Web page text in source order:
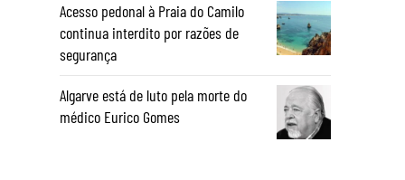
Acesso pedonal à Praia do Camilo
continua interdito por razões de
segurança
Algarve está de luto pela morte do
médico Eurico Gomes